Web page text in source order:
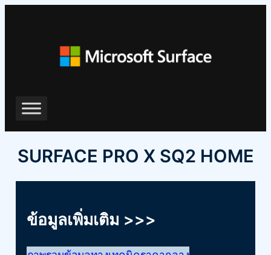
SURFACE PRO X SQ2 HOME
ข้อมูลเพิ่มเติม >>>